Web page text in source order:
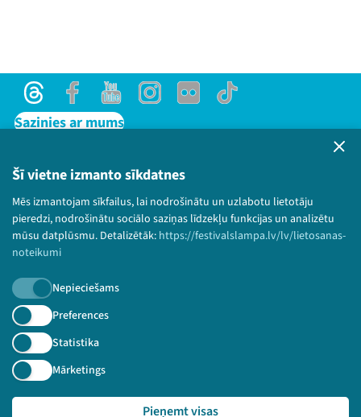
Šī vietne izmanto sīkdatnes
Mēs izmantojam sīkfailus, lai nodrošinātu un uzlabotu lietotāju
pieredzi, nodrošinātu sociālo saziņas līdzekļu funkcijas un analizētu
mūsu datplūsmu. Detalizētāk: https://festivalslampa.lv/lv/lietosanas-
noteikumi
Nepieciešams
Preferences
Statistika
Mārketings
Pieņemt visas
ThreadsFacebookYoutubeInstagram
Flick TikTok
Sazinies ar mums
Lietošanas noteikumi un sīkdatņu politika
Bērnu aizsardzības politika
© 2026 Sarunu festivāls LAMPA Visas tiesības
paturētas.
Piesakies jaunumiem!
Nepalaid garām aktuālāko informāciju!